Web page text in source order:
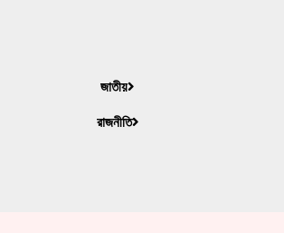
জাতীয়
রাজনীতি